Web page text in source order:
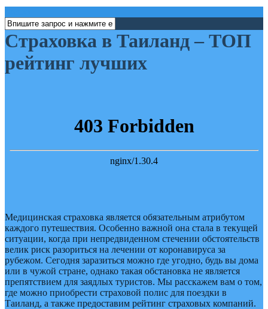
Страховка в Таиланд – ТОП
рейтинг лучших
Медицинская страховка является обязательным атрибутом
каждого путешествия. Особенно важной она стала в текущей
ситуации, когда при непредвиденном стечении обстоятельств
велик риск разориться на лечении от коронавируса за
рубежом. Сегодня заразиться можно где угодно, будь вы дома
или в чужой стране, однако такая обстановка не является
препятствием для заядлых туристов. Мы расскажем вам о том,
где можно приобрести страховой полис для поездки в
Таиланд, а также предоставим рейтинг страховых компаний.